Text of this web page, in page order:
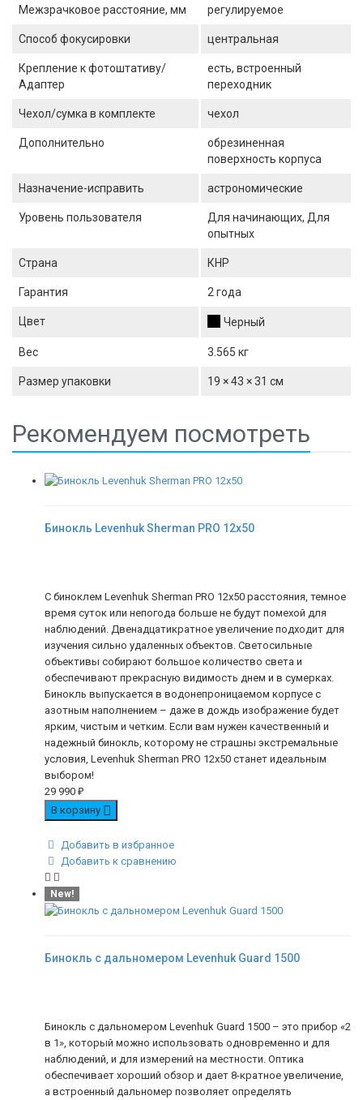
Межзрачковое расстояние, мм регулируемое
Способ фокусировки центральная
Крепление к фотоштативу/
Адаптер
есть, встроенный
переходник
Чехол/сумка в комплекте чехол
Дополнительно
обрезиненная
поверхность корпуса
Назначение-исправить астрономические
Уровень пользователя
Для начинающих, Для
опытных
Страна КНР
Гарантия 2 года
Цвет Черный
Вес 3.565 кг
Размер упаковки 19 × 43 × 31 см
Рекомендуем посмотреть
Бинокль Levenhuk Sherman PRO 12x50
С биноклем Levenhuk Sherman PRO 12x50 расстояния, темное
время суток или непогода больше не будут помехой для
наблюдений. Двенадцатикратное увеличение подходит для
изучения сильно удаленных объектов. Светосильные
объективы собирают большое количество света и
обеспечивают прекрасную видимость днем и в сумерках.
Бинокль выпускается в водонепроницаемом корпусе с
азотным наполнением – даже в дождь изображение будет
ярким, чистым и четким. Если вам нужен качественный и
надежный бинокль, которому не страшны экстремальные
условия, Levenhuk Sherman PRO 12x50 станет идеальным
выбором!
29 990 ₽
В корзину
Добавить в избранное
Добавить к сравнению
New!
Бинокль с дальномером Levenhuk Guard 1500
Бинокль с дальномером Levenhuk Guard 1500 – это прибор «2
в 1», который можно использовать одновременно и для
наблюдений, и для измерений на местности. Оптика
обеспечивает хороший обзор и дает 8-кратное увеличение,
а встроенный дальномер позволяет определять